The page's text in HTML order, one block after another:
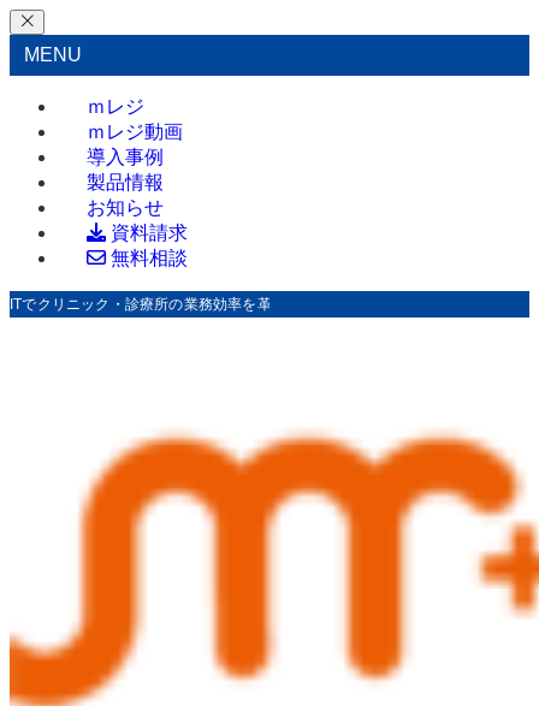
MENU
ｍレジ
ｍレジ動画
導入事例
製品情報
お知らせ
資料請求
無料相談
ITでクリニック・診療所の業務効率を革新！